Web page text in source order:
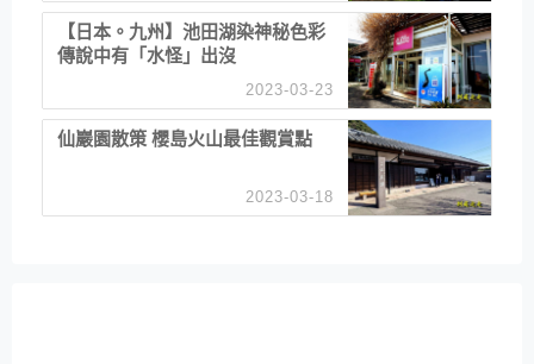
【日本。九州】池田湖染神秘色彩
傳說中有「水怪」出沒
2023-03-23
仙巖園散策 櫻島火山最佳觀賞點
2023-03-18